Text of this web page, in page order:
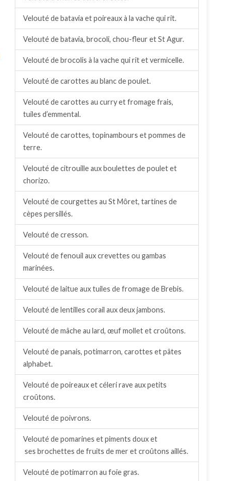
Velouté de batavia et poireaux à la vache qui rit.
Velouté de batavia, brocoli, chou-fleur et St Agur.
Velouté de brocolis à la vache qui rit et vermicelle.
Velouté de carottes au blanc de poulet.
Velouté de carottes au curry et fromage frais,
tuiles d’emmental.
Velouté de carottes, topinambours et pommes de
terre.
Velouté de citrouille aux boulettes de poulet et
chorizo.
Velouté de courgettes au St Môret, tartines de
cèpes persillés.
Velouté de cresson.
Velouté de fenouil aux crevettes ou gambas
marinées.
Velouté de laitue aux tuiles de fromage de Brebis.
Velouté de lentilles corail aux deux jambons.
Velouté de mâche au lard, œuf mollet et croûtons.
Velouté de panais, potimarron, carottes et pâtes
alphabet.
Velouté de poireaux et céleri rave aux petits
croûtons.
Velouté de poivrons.
Velouté de pomarines et piments doux et
ses brochettes de fruits de mer et croûtons aillés.
Velouté de potimarron au foie gras.